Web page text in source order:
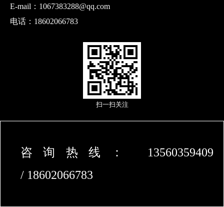
E-mail：1067383288@qq.com
电话：18602066783
扫一扫关注
咨询热线： 13560359409
/ 18602066783